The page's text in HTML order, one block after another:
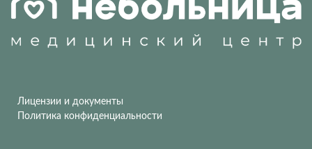
Лицензии и документы
Политика конфиденциальности